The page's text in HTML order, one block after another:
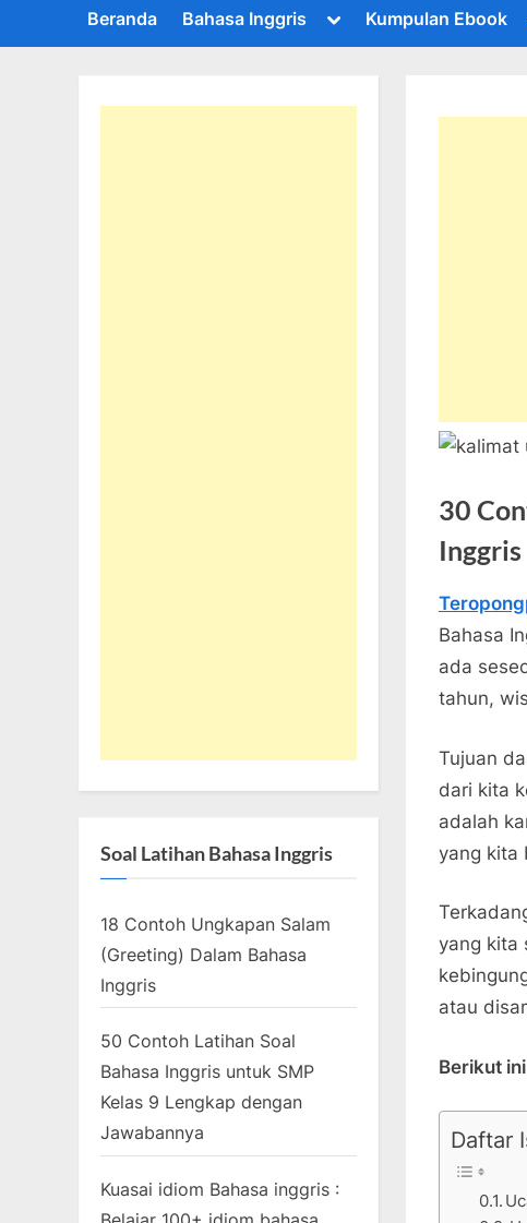
Beranda Bahasa Inggris
Toggle
menu
Kumpulan Ebook
30
Inggris
September
By
1
30
Bahasa
ada
tahun,
Tujuan
dari kita
adalah
yang kita
yang kita
atau
Berikut
Daftar
Soal Latihan Bahasa Inggris
18 Contoh Ungkapan Salam
(Greeting) Dalam Bahasa
Inggris
50 Contoh Latihan Soal
Bahasa Inggris untuk SMP
Kelas 9 Lengkap dengan
Jawabannya
Kuasai idiom Bahasa inggris :